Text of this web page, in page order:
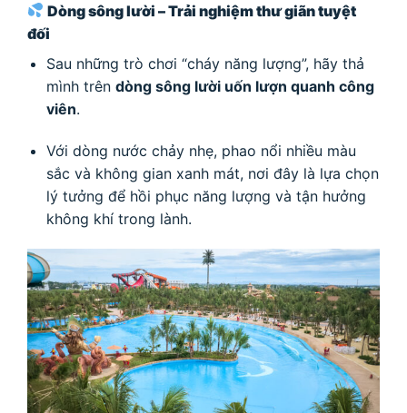
Dòng sông lười – Trải nghiệm thư giãn tuyệt
đối
Sau những trò chơi “cháy năng lượng”, hãy thả
mình trên dòng sông lười uốn lượn quanh công
viên.
Với dòng nước chảy nhẹ, phao nổi nhiều màu
sắc và không gian xanh mát, nơi đây là lựa chọn
lý tưởng để hồi phục năng lượng và tận hưởng
không khí trong lành.